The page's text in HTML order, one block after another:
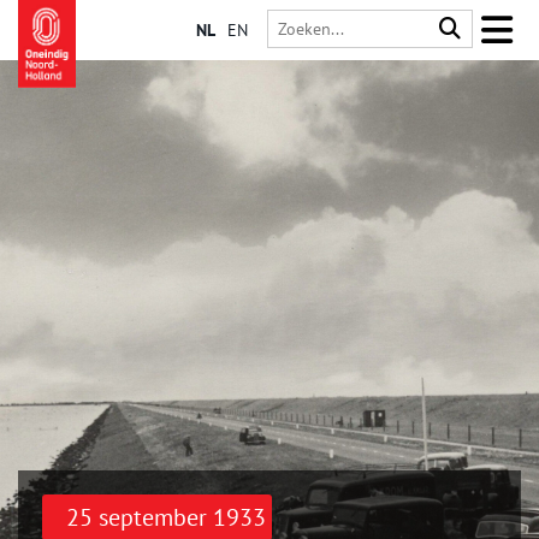
NL EN
25 september 1933